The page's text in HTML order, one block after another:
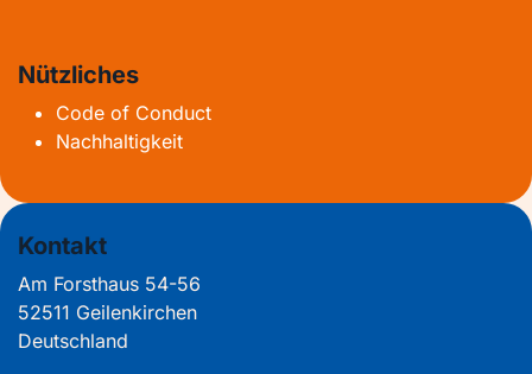
Nützliches
Code of Conduct
Nachhaltigkeit
Kontakt
Am Forsthaus 54-56
52511 Geilenkirchen
Deutschland